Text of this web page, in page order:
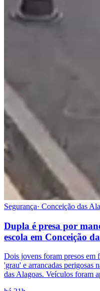
Segurança· Conceição das
Dupla é presa por
escola em Conceição
Dois jovens foram presos em
'grau' e arrancadas perigosas
das Alagoas. Veículos foram